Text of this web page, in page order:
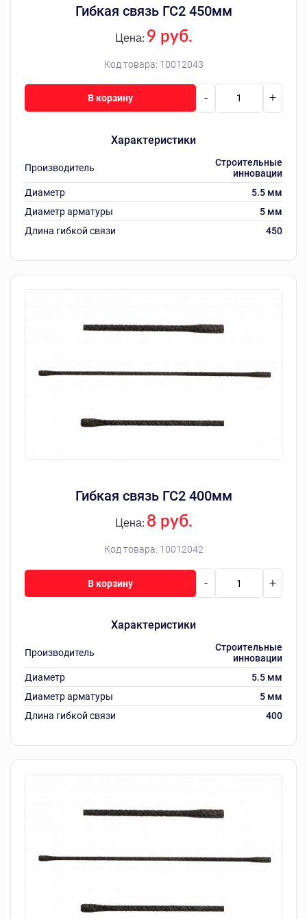
Гибкая связь ГС2 450мм
Код товара: 10012043
Цена: 9 руб.
Характеристики
Производитель
Строительные
инновации
Диаметр
5.5 мм
Диаметр арматуры
5 мм
Длина гибкой связи
450
- +
В корзину
Гибкая связь ГС2 400мм
Код товара: 10012042
Цена: 8 руб.
Характеристики
Производитель
Строительные
инновации
Диаметр
5.5 мм
Диаметр арматуры
5 мм
Длина гибкой связи
400
- +
В корзину